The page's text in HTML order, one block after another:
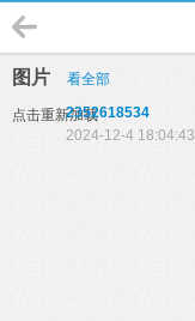
图片 看全部
点击重新加载2352618534
2024-12-4 18:04:43